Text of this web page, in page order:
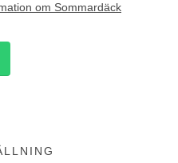
om Sommardäck